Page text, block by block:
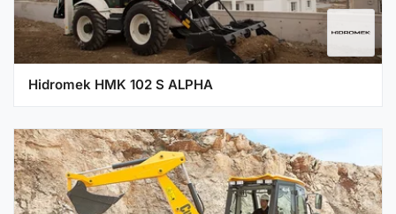
Hidromek HMK 102 S ALPHA